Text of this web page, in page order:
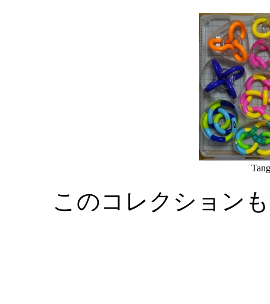
このコレクション